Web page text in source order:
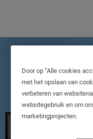
Door op “Alle cookies
met het opslaan van
verbeteren van
websitegebruik en om
marketingprojecten.